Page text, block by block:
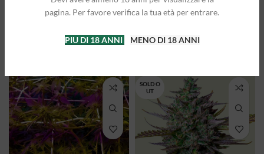
pagina. Per favore verifica la tua età per entrare.
PIU DI 18 ANNI MENO DI 18 ANNI
Queen Seeds
A partire da:25,00€
Queen Seeds
SOLD O
UT